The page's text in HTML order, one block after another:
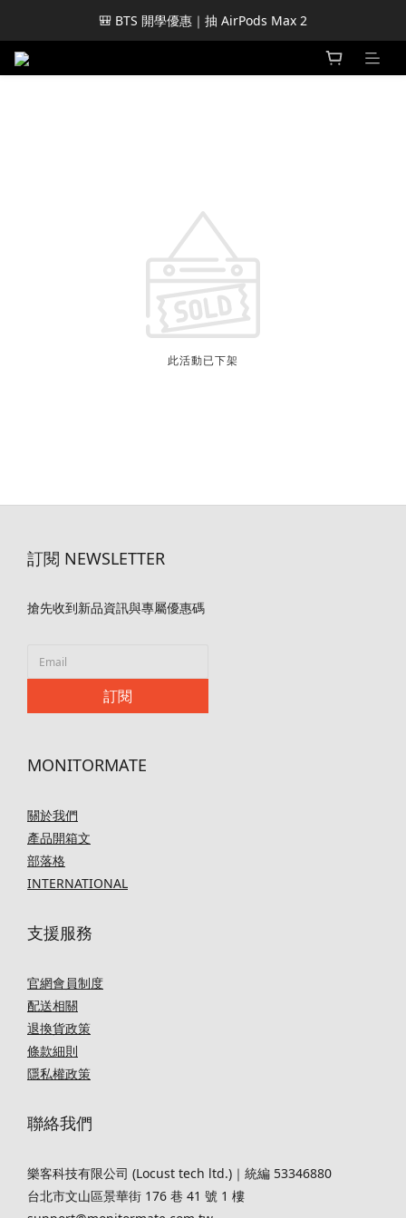
🎒 BTS 開學優惠｜抽 AirPods Max 2
此活動已下架
訂閱 NEWSLETTER
搶先收到新品資訊與專屬優惠碼
訂閱
MONITORMATE
關於我們
產品開箱文
部落格
INTERNATIONAL
支援服務
官網會員制度
配送相關
退換貨政策
條款細則
隱私權政策
聯絡我們
樂客科技有限公司 (Locust tech ltd.)｜統編 53346880
台北市文山區景華街 176 巷 41 號 1 樓